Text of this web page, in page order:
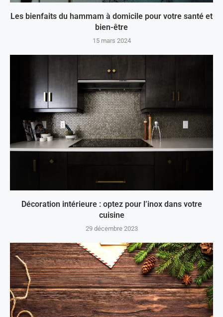
Les bienfaits du hammam à domicile pour votre santé et
bien-être
15 mars 2024
Décoration intérieure : optez pour l’inox dans votre
cuisine
29 décembre 2023